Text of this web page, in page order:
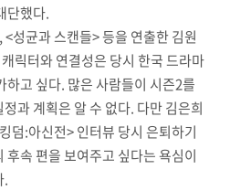
단했다.
성균과 스캔들> 등을 연출한 김원
릭터와 연결성은 당시 한국 드라마
하고 싶다. 많은 사람들이 시즌2를
과 계획은 알 수 없다. 다만 김은희
덤:아신전> 인터뷰 당시 은퇴하기
속 편을 보여주고 싶다는 욕심이
.